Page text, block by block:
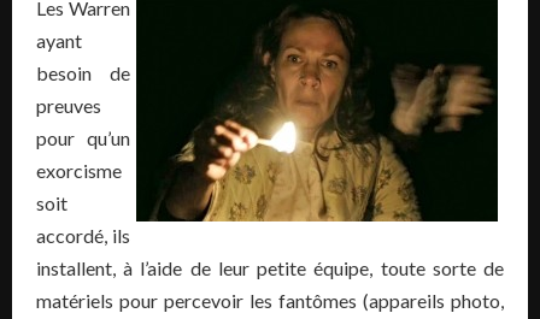
Les Warren
ayant
besoin de
preuves
pour qu’un
exorcisme
soit
accordé, ils
installent, à l’aide de leur petite équipe, toute sorte de
matériels pour percevoir les fantômes (appareils photo,